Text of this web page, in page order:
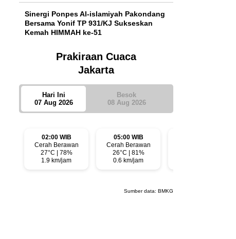
Sinergi Ponpes Al-islamiyah Pakondang
Bersama Yonif TP 931/KJ Sukseskan
Kemah HIMMAH ke-51
Prakiraan Cuaca
Jakarta
Hari Ini
07 Aug 2026
Besok
08 Aug 2026
02:00 WIB
Cerah Berawan
27°C | 78%
1.9 km/jam
05:00 WIB
Cerah Berawan
26°C | 81%
0.6 km/jam
Sumber data: BMKG